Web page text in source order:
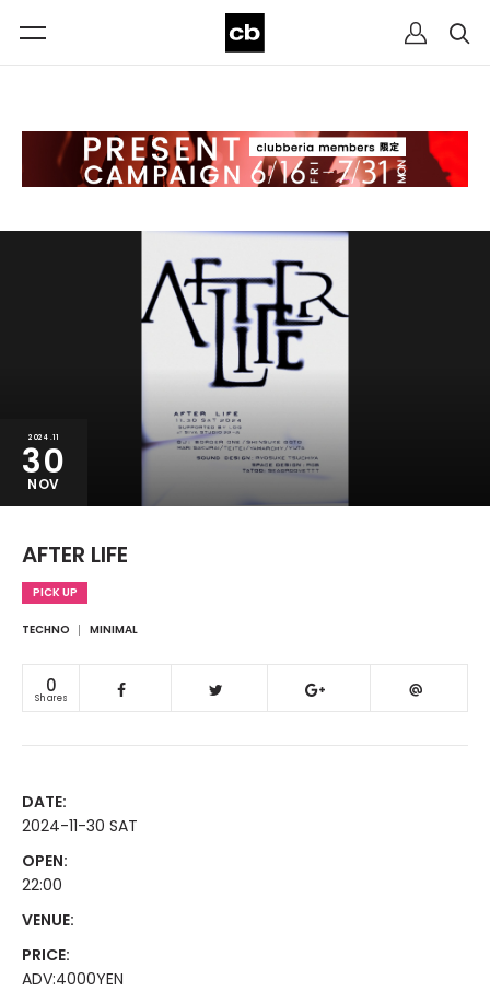
2024.11
30
NOV
AFTER LIFE
PICK UP
TECHNO MINIMAL
0
Shares
DATE:
2024-11-30 SAT
OPEN:
22:00
VENUE:
PRICE:
ADV:4000YEN